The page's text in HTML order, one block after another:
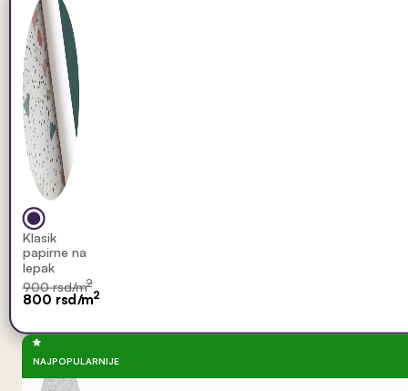
Klasik
papirne na
lepak
900 rsd/m2
800 rsd/m2
NAJPOPULARNIJE